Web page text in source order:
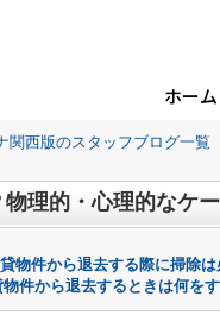
ホーム
関西版のスタッフブログ一覧
理的・心理的なケ
物件から退去する際に掃除
物件から退去するときは何を